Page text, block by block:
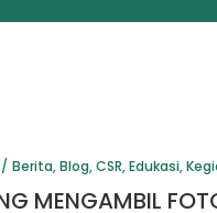
Berita,Blog,CSR,Edukasi,
MENGAMBIL